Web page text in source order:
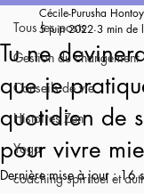
Tous les posts
Gestion du changement
Conseils de vie
Histoires Zen
Yoga
coaching spirituel et
Tu ne
que je
quotidien de
pour vivre
Cécile-Purusha Hontoy
5 juin 2022 3 min de
Dernière mise à jour :16